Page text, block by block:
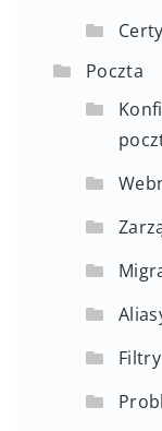
Poczta